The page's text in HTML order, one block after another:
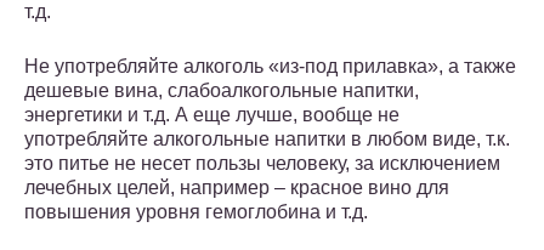
т.д.
Не употребляйте алкоголь «из-под прилавка», а также
дешевые вина, слабоалкогольные напитки,
энергетики и т.д. А еще лучше, вообще не
употребляйте алкогольные напитки в любом виде, т.к.
это питье не несет пользы человеку, за исключением
лечебных целей, например – красное вино для
повышения уровня гемоглобина и т.д.